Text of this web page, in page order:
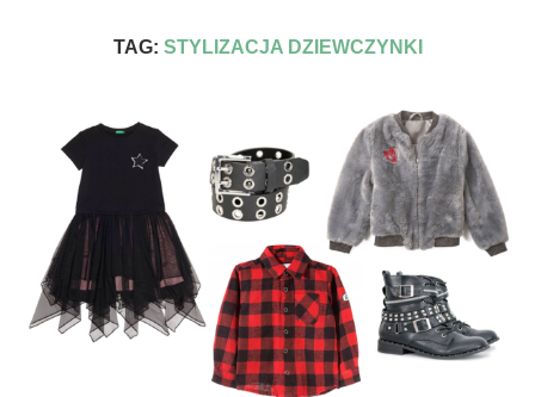
TAG: STYLIZACJA DZIEWCZYNKI